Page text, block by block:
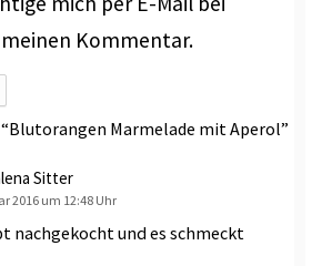
Kommentar.
Blutorangen Marmelade mit Aperol”
Sitter
2016 um 12:48 Uhr
nachgekocht und es schmeckt